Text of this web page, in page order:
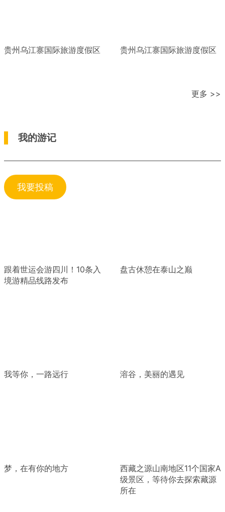
贵州乌江寨国际旅游度假区 贵州乌江寨国际旅游度假区
更多 >>
我的游记
我要投稿
跟着世运会游四川！10条入
境游精品线路发布
盘古休憩在泰山之巅
我等你，一路远行 溶谷，美丽的遇见
梦，在有你的地方
西藏之源山南地区11个国家A
级景区，等待你去探索藏源
所在